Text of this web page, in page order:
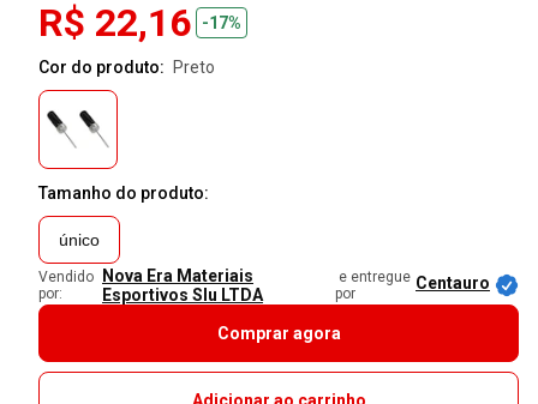
R$ 22,16 -17%
Cor do produto: preto
Tamanho do produto:
único
Vendido
por:
Nova Era Materiais
Esportivos Slu LTDA
e entregue
por
Centauro
Comprar agora
Adicionar ao carrinho